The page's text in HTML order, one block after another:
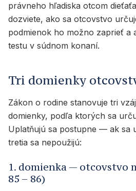
právneho hľadiska otcom
dozviete, ako sa otcovstvo
podmienok ho možno zaprieť a
testu v súdnom konaní.
Tri domienky
Zákon o rodine stanovuje tri
domienky, podľa ktorých sa
Uplatňujú sa postupne — ak sa
tretia sa nepoužijú:
1. domienka — otcovstvo
85 – 86)